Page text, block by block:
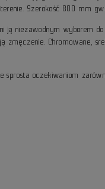
Szerokość 800 mm
niezawodnym wyborem do
Chromowane,
sprosta oczekiwaniom